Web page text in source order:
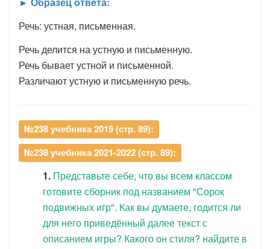
Речь: устная, письменная.
Речь делится на устную и письменную.
Речь бывает устной и письменной.
Различают устную и письменную речь.
№238 учебника 2019 (стр. 89):
№238 учебника 2021-2022 (стр. 89):
1. Представьте себе, что вы всем классом
готовите сборник под названием "Сорок
подвижных игр". Как вы думаете, годится ли
для него приведённый далее текст с
описанием игры? Какого он стиля? найдите в